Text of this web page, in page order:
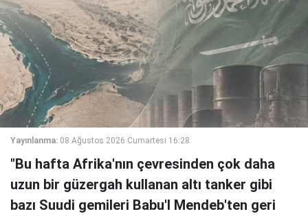
Yayınlanma: 08 Ağustos 2026 Cumartesi 16:28
"Bu hafta Afrika'nın çevresinden çok daha
uzun bir güzergah kullanan altı tanker gibi
bazı Suudi gemileri Babu'l Mendeb'ten geri